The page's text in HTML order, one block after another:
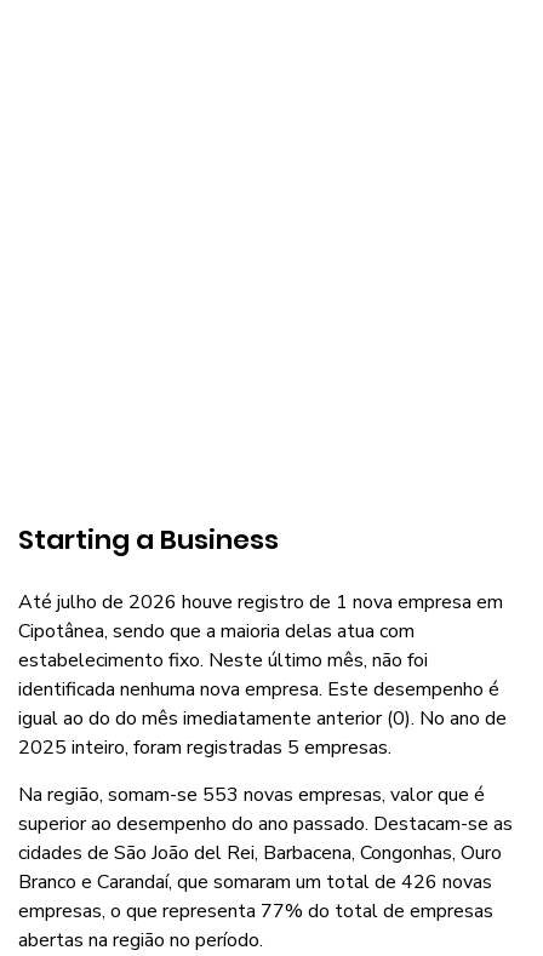
Starting a Business
Até julho de 2026 houve registro de 1 nova empresa em
Cipotânea, sendo que a maioria delas atua com
estabelecimento fixo. Neste último mês, não foi
identificada nenhuma nova empresa. Este desempenho é
igual ao do do mês imediatamente anterior (0). No ano de
2025 inteiro, foram registradas 5 empresas.
Na região, somam-se 553 novas empresas, valor que é
superior ao desempenho do ano passado. Destacam-se as
cidades de São João del Rei, Barbacena, Congonhas, Ouro
Branco e Carandaí, que somaram um total de 426 novas
empresas, o que representa 77% do total de empresas
abertas na região no período.